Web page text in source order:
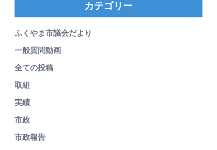
カテゴリー
ふくやま市議会だより
一般質問動画
全ての投稿
取組
実績
市政
市政報告